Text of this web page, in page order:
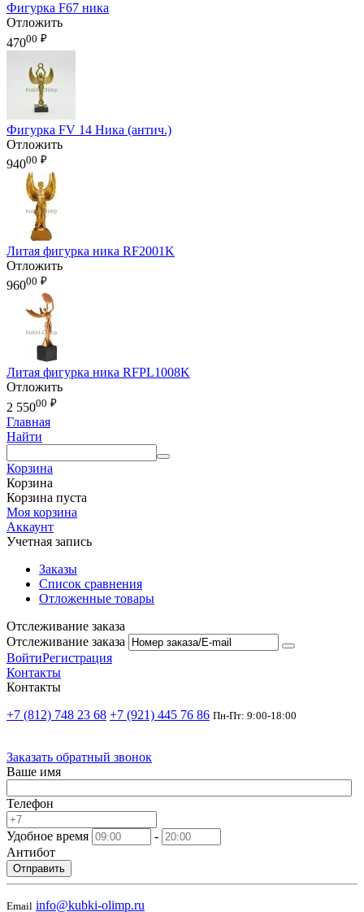
Фигурка F67 ника
Отложить
47000 ₽
Фигурка FV 14 Ника (антич.)
Отложить
94000 ₽
Литая фигурка ника RF2001K
Отложить
96000 ₽
Литая фигурка ника RFPL1008K
Отложить
2 55000 ₽
Главная
Найти
Корзина
Корзина
Корзина пуста
Моя корзина
Аккаунт
Учетная запись
Заказы
Список сравнения
Отложенные товары
Отслеживание заказа
Отслеживание заказа
ВойтиРегистрация
Контакты
Контакты
+7 (812) 748 23 68 +7 (921) 445 76 86 Пн-Пт: 9:00-18:00
Заказать обратный звонок
Ваше имя
Телефон
Удобное время
-
Антибот
Отправить
Email info@kubki-olimp.ru